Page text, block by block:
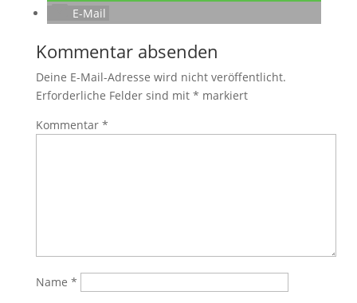
E-Mail
Kommentar absenden
Deine E-Mail-Adresse wird nicht veröffentlicht.
Erforderliche Felder sind mit * markiert
Kommentar *
Name *